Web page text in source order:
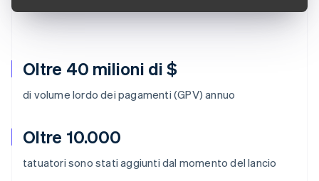
Oltre 40 milioni di $
di volume lordo dei pagamenti (GPV) annuo
Oltre 10.000
tatuatori sono stati aggiunti dal momento del lancio